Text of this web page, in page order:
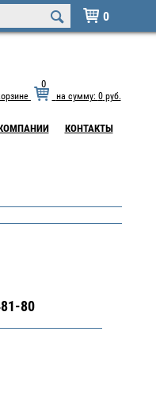
 0
0
на сумму: 0руб.
КОНТАКТЫ
80